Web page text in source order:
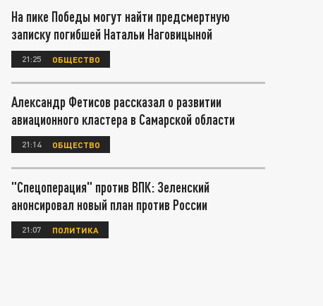
На пике Победы могут найти предсмертную
записку погибшей Натальи Наговицыной
21:25 ОБЩЕСТВО
Александр Фетисов рассказал о развитии
авиационного кластера в Самарской области
21:14 ОБЩЕСТВО
"Спецоперация" против ВПК: Зеленский
анонсировал новый план против России
21:07 ПОЛИТИКА